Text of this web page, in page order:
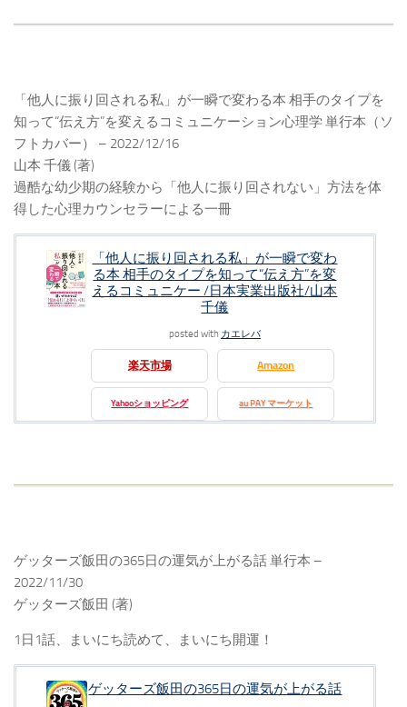
「他人に振り回される私」が一瞬で変わる本 相手のタイプを
知って“伝え方”を変えるコミュニケーション心理学 単行本（ソ
フトカバー） – 2022/12/16
山本 千儀 (著)
過酷な幼少期の経験から「他人に振り回されない」方法を体
得した心理カウンセラーによる一冊
「他人に振り回される私」が一瞬で変わ
る本 相手のタイプを知って“伝え方”を変
えるコミュニケー /日本実業出版社/山本
千儀
posted with カエレバ
楽天市場 Amazon
Yahooショッピング au PAY マーケット
ゲッターズ飯田の365日の運気が上がる話 単行本 –
2022/11/30
ゲッターズ飯田 (著)
1日1話、まいにち読めて、まいにち開運！
ゲッターズ飯田の365日の運気が上がる話